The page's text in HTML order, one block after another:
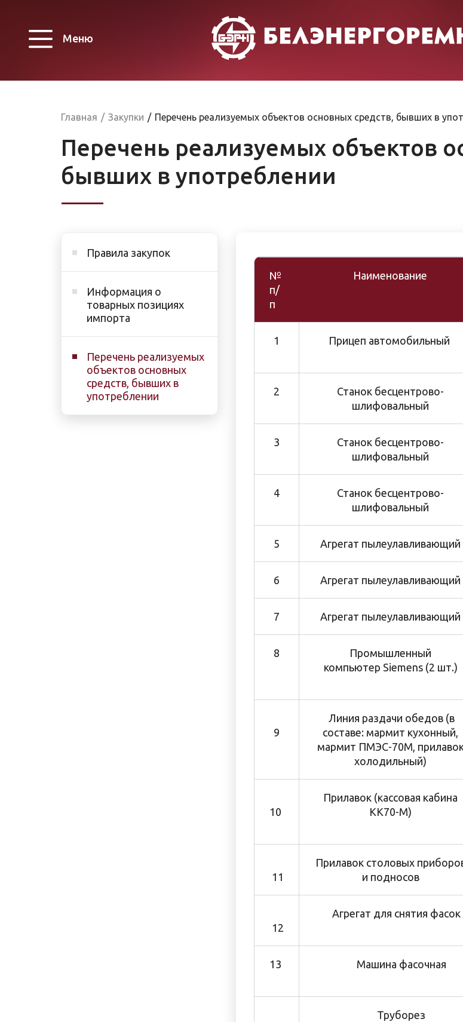
Меню
Главная / Закупки / Перечень реализуемых объектов основных средств, бывших в
Перечень реализуемых объектов
бывших в употреблении
№
п/
п
Наименование
1 Прицеп автомобильный
2
Станок бесцентрово-
шлифовальный
3
Станок бесцентрово-
шлифовальный
4
Станок бесцентрово-
шлифовальный
5 Агрегат пылеулавливающий
6 Агрегат пылеулавливающий
7 Агрегат пылеулавливающий
8
Промышленный
компьютер Siemens (2 шт.)
9
Линия раздачи обедов (в
составе: мармит кухонный,
мармит ПМЭС-70М,
холодильный)
10
Прилавок (кассовая кабина
КК70-М)
11
Прилавок столовых
и подносов
12
Агрегат для снятия фасок
13 Машина фасочная
Труборез
Правила закупок
Информация о
товарных позициях
импорта
Перечень реализуемых
объектов основных
средств, бывших в
употреблении